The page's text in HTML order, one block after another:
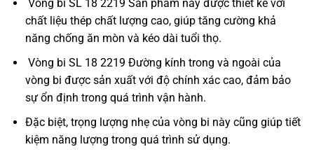
Vòng bi SL 18 2219 Sản phẩm này được thiết kế với
chất liệu thép chất lượng cao, giúp tăng cường khả
năng chống ăn mòn và kéo dài tuổi thọ.
Vòng bi SL 18 2219 Đường kính trong và ngoài của
vòng bi được sản xuất với độ chính xác cao, đảm bảo
sự ổn định trong quá trình vận hành.
Đặc biệt, trọng lượng nhẹ của vòng bi này cũng giúp tiết
kiệm năng lượng trong quá trình sử dụng.